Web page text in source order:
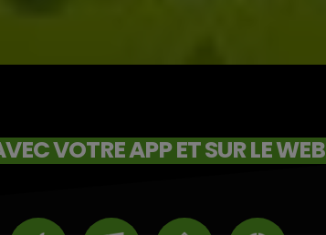
VOTRE APP ET SUR LE WEB